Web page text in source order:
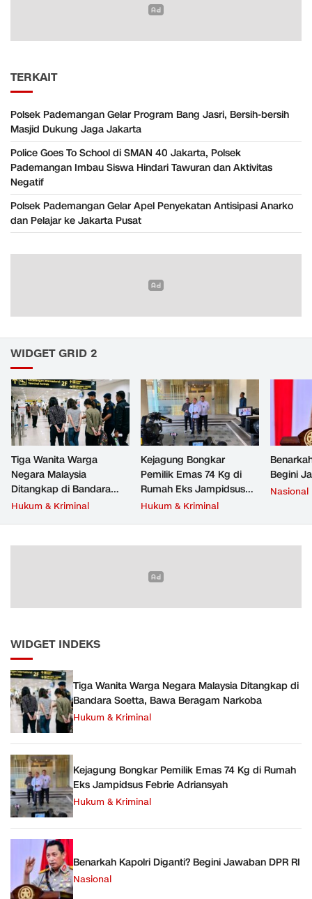
TERKAIT
Polsek Pademangan Gelar Program Bang Jasri, Bersih-bersih
Masjid Dukung Jaga Jakarta
Police Goes To School di SMAN 40 Jakarta, Polsek
Pademangan Imbau Siswa Hindari Tawuran dan Aktivitas
Negatif
Polsek Pademangan Gelar Apel Penyekatan Antisipasi Anarko
dan Pelajar ke Jakarta Pusat
WIDGET GRID 2
Tiga Wanita Warga
Negara Malaysia
Ditangkap di Bandara
Soetta, Bawa Beragam
Hukum & Kriminal
Kejagung Bongkar
Pemilik Emas 74 Kg di
Rumah Eks Jampidsus
Febrie Adriansyah
Hukum & Kriminal
Begini
Nasional
WIDGET INDEKS
Tiga Wanita Warga Negara Malaysia Ditangkap di
Bandara Soetta, Bawa Beragam Narkoba
Hukum & Kriminal
Kejagung Bongkar Pemilik Emas 74 Kg di Rumah
Eks Jampidsus Febrie Adriansyah
Hukum & Kriminal
Benarkah Kapolri Diganti? Begini Jawaban DPR RI
Nasional